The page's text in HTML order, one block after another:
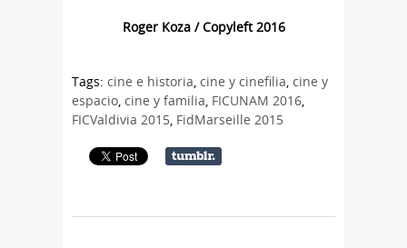
Roger Koza / Copyleft 2016
Tags: cine e historia cine y cinefilia cine y
espacio cine y familia FICUNAM 2016
FICValdivia 2015 FidMarseille 2015